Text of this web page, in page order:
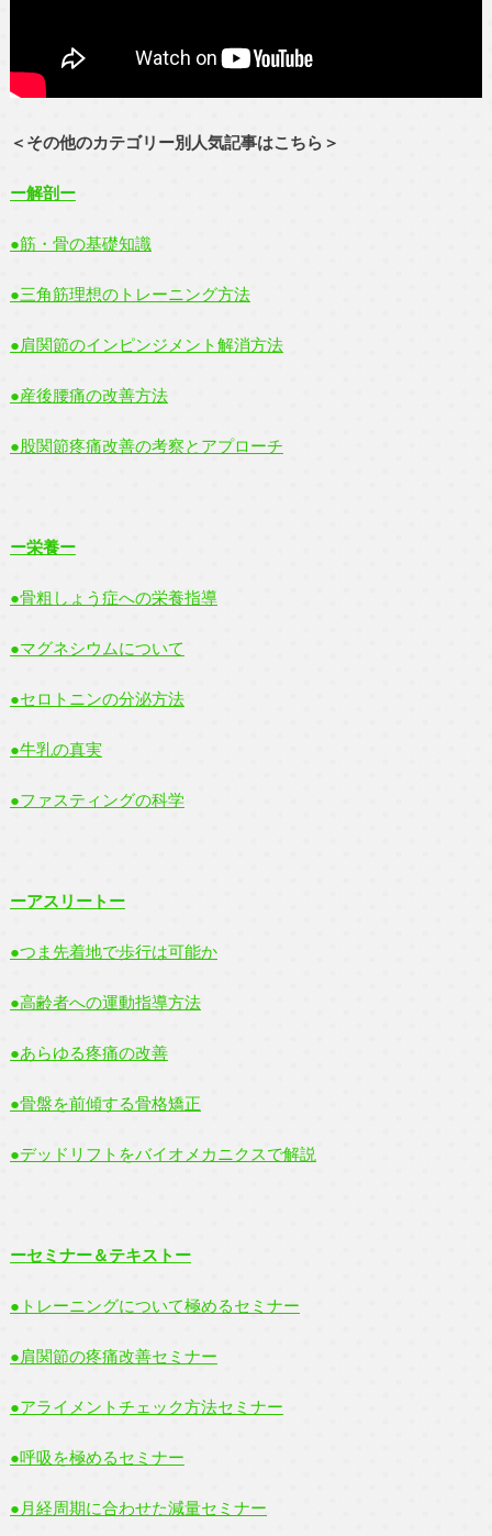
＜その他のカテゴリー別人気記事はこちら＞
ー解剖ー
●筋・骨の基礎知識
●三角筋理想のトレーニング方法
●肩関節のインピンジメント解消方法
●産後腰痛の改善方法
●股関節疼痛改善の考察とアプローチ
ー栄養ー
●骨粗しょう症への栄養指導
●マグネシウムについて
●セロトニンの分泌方法
●牛乳の真実
●ファスティングの科学
ーアスリートー
●つま先着地で歩行は可能か
●高齢者への運動指導方法
●あらゆる疼痛の改善
●骨盤を前傾する骨格矯正
●デッドリフトをバイオメカニクスで解説
ーセミナー＆テキストー
●トレーニングについて極めるセミナー
●肩関節の疼痛改善セミナー
●アライメントチェック方法セミナー
●呼吸を極めるセミナー
●月経周期に合わせた減量セミナー